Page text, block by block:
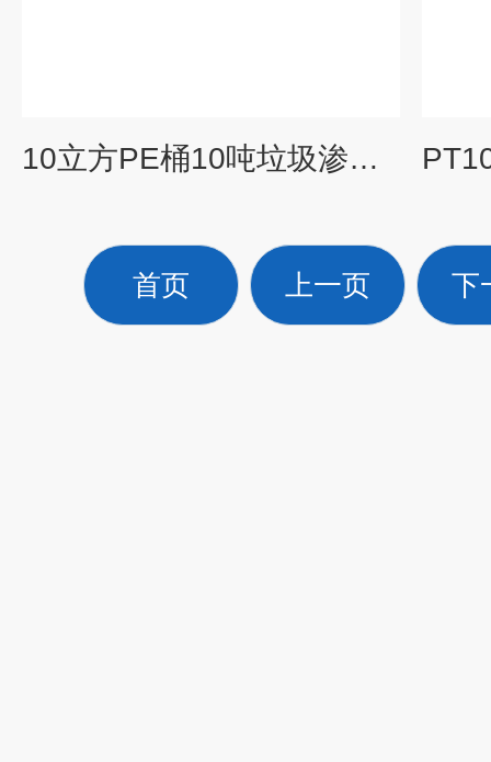
10立方PE桶10吨垃圾渗滤液储罐PE材质聚乙烯塑料水箱
首页 上一页 下